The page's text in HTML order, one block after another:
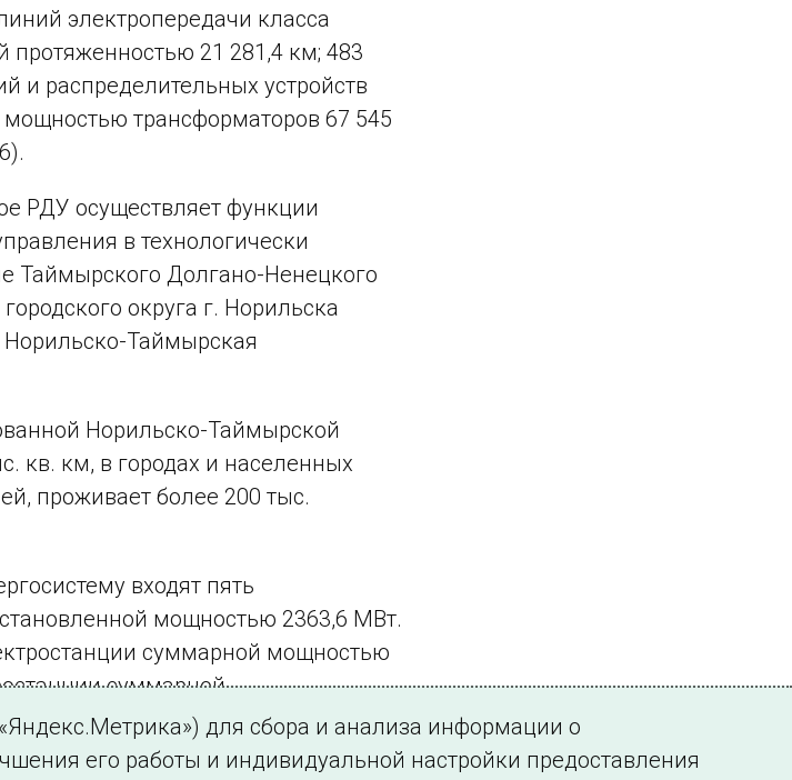
электропередачи класса
21 281,4 км; 483
и распределительных устройств
трансформаторов 67 545
РДУ осуществляет функции
в технологически
Таймырского Долгано-Ненецкого
округа г. Норильска
Таймырская
Норильско-Таймырской
кв. км, в городах и населенных
проживает более 200 тыс.
входят пять
мощностью 2363,6 МВт.
суммарной мощностью
суммарной
линий
км (по данным на 01.01.2026).
для сбора и анализа информации о
его работы и индивидуальной настройки предоставления